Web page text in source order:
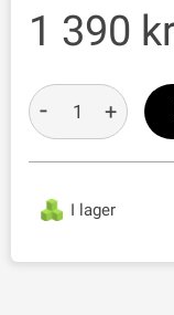
1 390
I lager
- +